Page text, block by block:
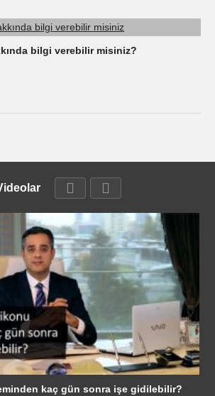
bilgi verebilir misiniz?
kaç gün sonra işe gidilebilir?